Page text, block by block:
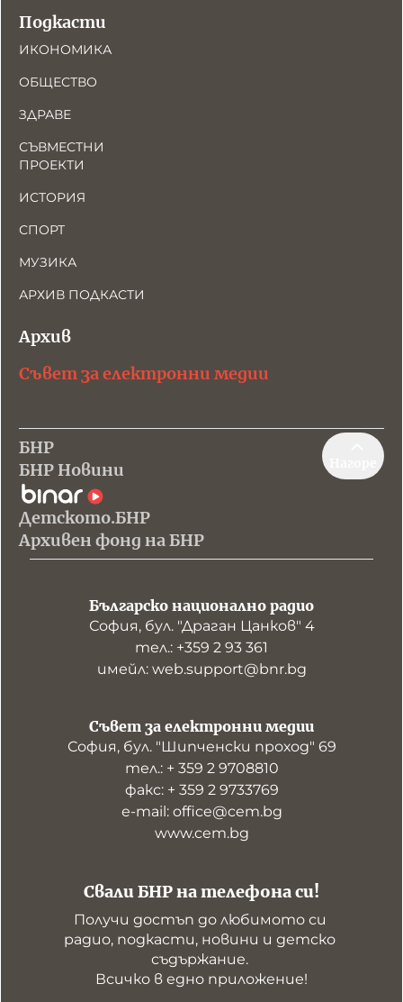
Подкасти
ИКОНОМИКА
ОБЩЕСТВО
ЗДРАВЕ
СЪВМЕСТНИ
ПРОЕКТИ
ИСТОРИЯ
СПОРТ
МУЗИКА
АРХИВ ПОДКАСТИ
Архив
Съвет за електронни медии
БНР
БНР Новини
Детското.БНР
Архивен фонд на БНР
Българско национално радио
София, бул. "Драган Цанков" 4
тел.: +359 2 93 361
имейл: web.support@bnr.bg
Свали БНР на телефона си!
Получи достъп до любимото си
радио, подкасти, новини и детско
съдържание.
Всичко в едно приложение!
Съвет за електронни медии
София, бул. "Шипченски проход" 69
тел.: + 359 2 9708810
факс: + 359 2 9733769
е-mail: office@cem.bg
www.cem.bg